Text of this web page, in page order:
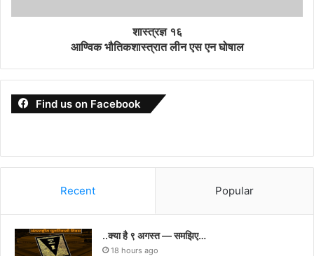
शास्त्रज्ञ १६
आण्विक भौतिकशास्त्रात लीन एस एन घोषाल
Find us on Facebook
Recent Popular
..क्या है ९ अगस्त — समझिए…
18 hours ago